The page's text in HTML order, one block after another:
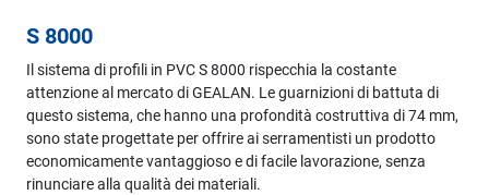
S 8000
Il sistema di profili in PVC S 8000 rispecchia la costante
attenzione al mercato di GEALAN. Le guarnizioni di battuta di
questo sistema, che hanno una profondità costruttiva di 74 mm,
sono state progettate per offrire ai serramentisti un prodotto
economicamente vantaggioso e di facile lavorazione, senza
rinunciare alla qualità dei materiali.